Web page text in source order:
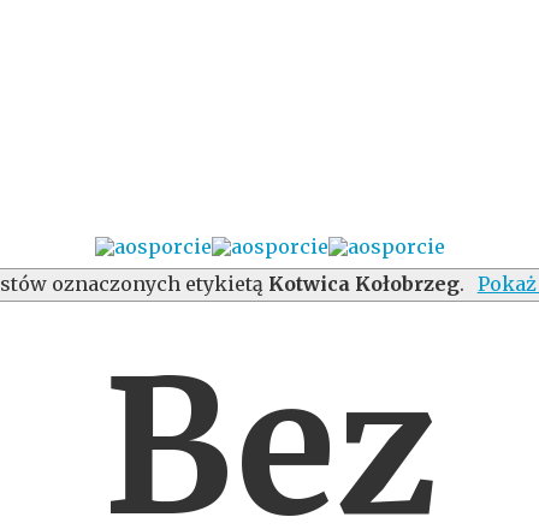
oznaczonych etykietą Kotwica Kołobrzeg.
Bez